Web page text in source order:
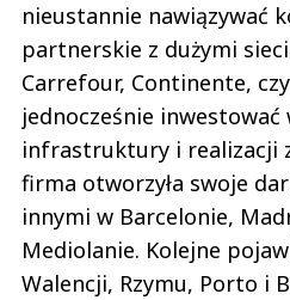
nieustannie nawiązywać
partnerskie z dużymi
Carrefour, Continente,
jednocześnie inwestować
infrastruktury i realizacji
firma otworzyła swoje
innymi w Barcelonie,
Mediolanie. Kolejne
Walencji, Rzymu, Porto i